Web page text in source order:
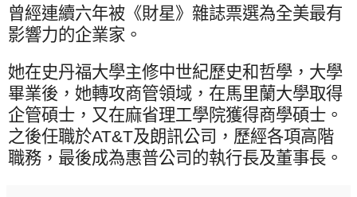
曾經連續六年被《財星》雜誌票選為全美最有
影響力的企業家。
她在史丹福大學主修中世紀歷史和哲學，大學
畢業後，她轉攻商管領域，在馬里蘭大學取得
企管碩士，又在麻省理工學院獲得商學碩士。
之後任職於AT&T及朗訊公司，歷經各項高階
職務，最後成為惠普公司的執行長及董事長。